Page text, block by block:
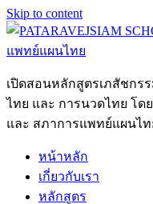
Skip to content
เปิดสอนหลักสูตรเภสัชกร
ไทย และ การนวดไทย โด
และ สภาการแพทย์แผนไท
หน้าหลัก
เกี่ยวกับเรา
หลักสูตร